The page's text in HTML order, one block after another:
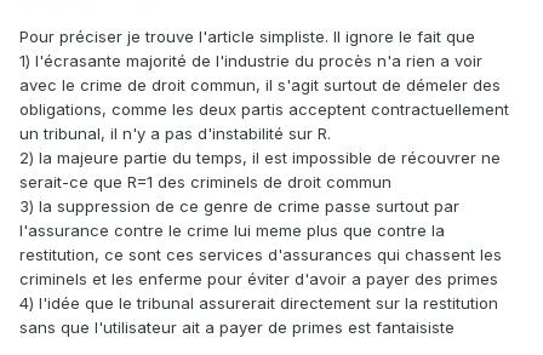
Pour préciser je trouve l'article simpliste. Il ignore le fait que
1) l'écrasante majorité de l'industrie du procès n'a rien a voir
avec le crime de droit commun, il s'agit surtout de démeler des
obligations, comme les deux partis acceptent contractuellement
un tribunal, il n'y a pas d'instabilité sur R.
2) la majeure partie du temps, il est impossible de récouvrer ne
serait-ce que R=1 des criminels de droit commun
3) la suppression de ce genre de crime passe surtout par
l'assurance contre le crime lui meme plus que contre la
restitution, ce sont ces services d'assurances qui chassent les
criminels et les enferme pour éviter d'avoir a payer des primes
4) l'idée que le tribunal assurerait directement sur la restitution
sans que l'utilisateur ait a payer de primes est fantaisiste